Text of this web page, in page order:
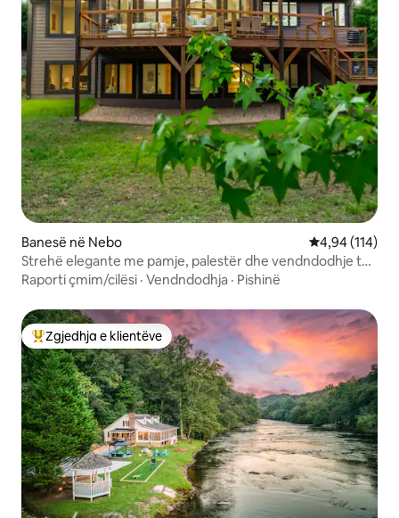
Banesë në Nebo Vlerësimi
4,94 (114)
Strehë elegante me pamje, palestër dhe vendndodhje të
shkëlqyer!
Raporti çmim/cilësi · Vendndodhja · Pishinë
Më të mirat e zgjedhjeve të klientëve
Zgjedhja e klientëve